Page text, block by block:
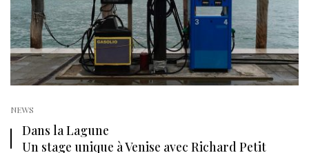
NEWS
Dans la Lagune
Un stage unique à Venise avec Richard Petit